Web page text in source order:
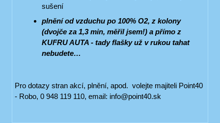
sušení
plnění od vzduchu po 100% O2, z kolony
(dvojče za 1,3 min, měřil jsem!) a přímo z
KUFRU AUTA - tady flašky už v rukou tahat
nebudete…
Pro dotazy stran akcí, plnění, apod. volejte majiteli Point40
- Robo, 0 948 119 110, email: info@point40.sk